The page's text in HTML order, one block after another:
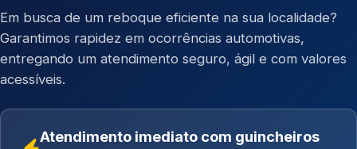
Em busca de um reboque eficiente na sua localidade?
Garantimos rapidez em ocorrências automotivas,
entregando um atendimento seguro, ágil e com valores
acessíveis.
Atendimento imediato com guincheiros